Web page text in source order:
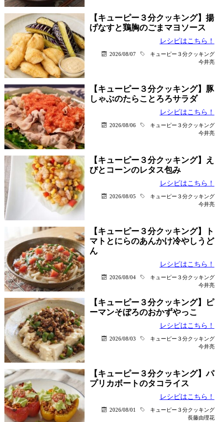
【キューピー３分クッキング】揚
げなすと鶏胸のごまマヨソース
レシピはこちら！
2026/08/07
キューピー３分クッキング
今井亮
【キューピー３分クッキング】豚
しゃぶのたらことろろサラダ
レシピはこちら！
2026/08/06
キューピー３分クッキング
今井亮
【キューピー３分クッキング】え
びとコーンのレタス包み
レシピはこちら！
2026/08/05
キューピー３分クッキング
今井亮
【キューピー３分クッキング】ト
マトとにらのあんかけ冷やしうど
ん
レシピはこちら！
2026/08/04
キューピー３分クッキング
今井亮
【キューピー３分クッキング】ピ
ーマンそぼろのおかずやっこ
レシピはこちら！
2026/08/03
キューピー３分クッキング
今井亮
【キューピー３分クッキング】パ
プリカボートのタコライス
レシピはこちら！
2026/08/01
キューピー３分クッキング
長藤由理花